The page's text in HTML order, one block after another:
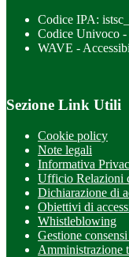
Codice IPA:
Codice Univoco
WAVE -
Sezione Link Utili
Cookie policy
Note legali
Informativa
Ufficio Relazioni
Dichiarazione di
Obiettivi di
Whistleblowing
Gestione
Amministrazione